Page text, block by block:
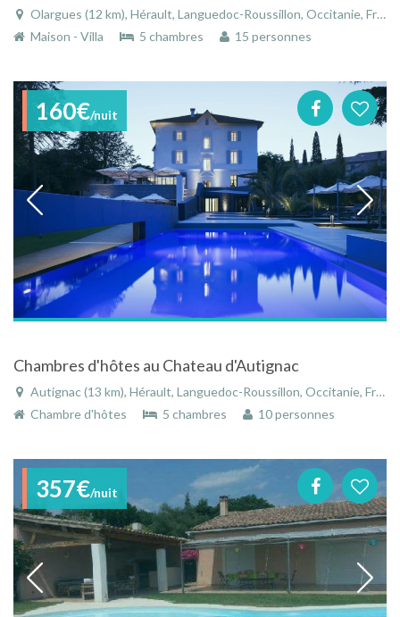
Olargues (12 km), Hérault, Languedoc-Roussillon, Occitanie, France
Maison - Villa
5 chambres 15 personnes
160€/nuit
Chambres d'hôtes au Chateau d'Autignac
Autignac (13 km), Hérault, Languedoc-Roussillon, Occitanie, France
Chambre d'hôtes
5 chambres 10 personnes
357€/nuit